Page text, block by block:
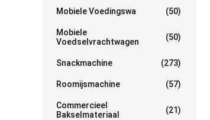
Mobiele Voedingswa (50)
Mobiele
Voedselvrachtwagen
(50)
Snackmachine (273)
Roomijsmachine (57)
Commercieel
Bakselmateriaal
(21)